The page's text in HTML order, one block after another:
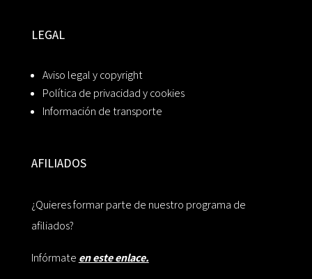
LEGAL
Aviso legal y copyright
Política de privacidad y cookies
Información de transporte
AFILIADOS
¿Quieres formar parte de nuestro programa de
afiliados?
Infórmate en este enlace.